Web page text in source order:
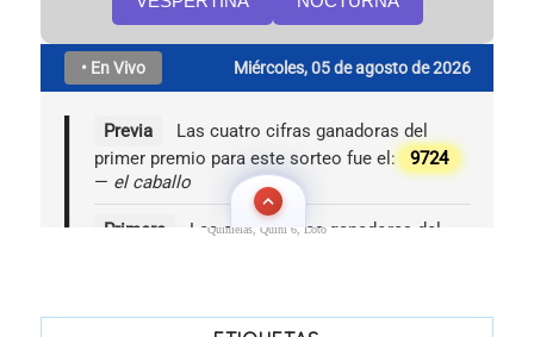
Quinielas, Quini 6, Loto